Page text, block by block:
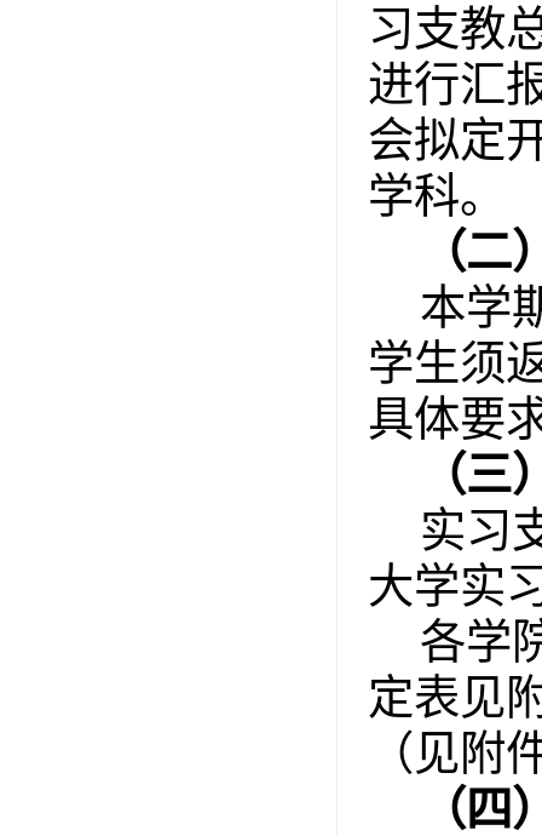
习支教
进行汇
会拟定
学科。
（
本学
学生须
具体要
（
实习
大学实
各学
定表见
（见附
（